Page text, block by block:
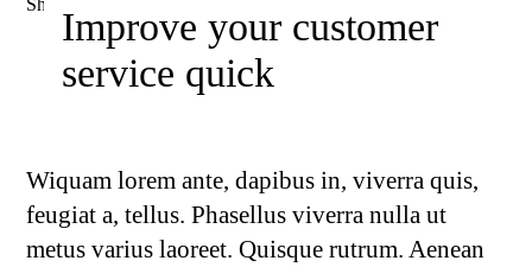
Improve your customer
service quick
Wiquam lorem ante, dapibus in, viverra quis,
feugiat a, tellus. Phasellus viverra nulla ut
metus varius laoreet. Quisque rutrum. Aenean